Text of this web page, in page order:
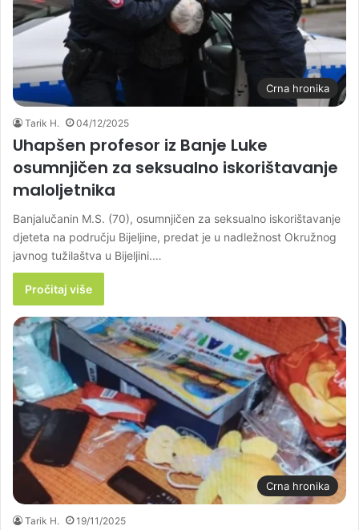
Crna hronika
Tarik H. 04/12/2025
Uhapšen profesor iz Banje Luke
osumnjičen za seksualno iskorištavanje
maloljetnika
Banjalučanin M.S. (70), osumnjičen za seksualno iskorištavanje
djeteta na području Bijeljine, predat je u nadležnost Okružnog
javnog tužilaštva u Bijeljini.…
Pročitaj više
Crna hronika
Tarik H. 19/11/2025